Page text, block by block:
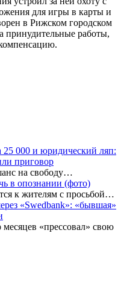
для игры в карты и
в Рижском городском
принудительные работы,
25 000 и юридический ляп:
приговор
на свободу…
в опознании (фото)
к жителям с просьбой…
«Swedbank»: «бывшая»
«прессовал» свою